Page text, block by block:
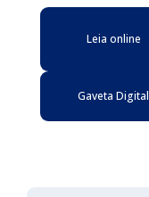
Leia online
Gaveta Digital